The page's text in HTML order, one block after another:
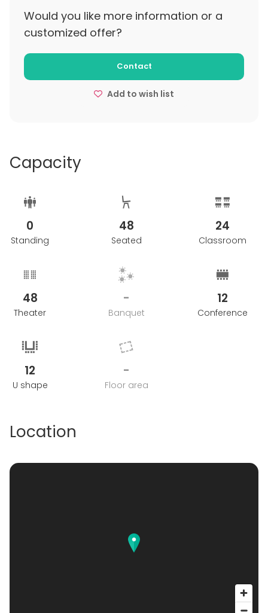
Would you like more information or a
customized offer?
Contact
Add to wish list
Capacity
0
Standing
48
Seated
24
Classroom
48
Theater
-
Banquet
12
Conference
12
U shape
-
Floor area
Location